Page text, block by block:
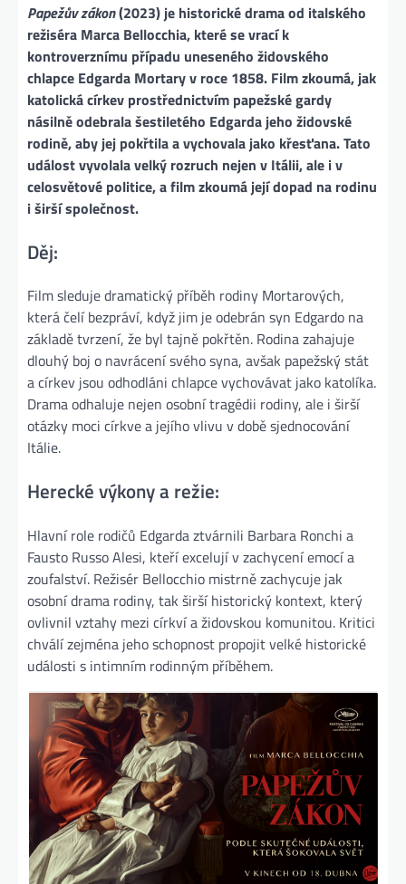
Papežův zákon(2023) je historické drama od italského
režiséra Marca Bellocchia, které se vrací k
kontroverznímu případu uneseného židovského
chlapce Edgarda Mortary v roce 1858. Film zkoumá, jak
katolická církev prostřednictvím papežské gardy
násilně odebrala šestiletého Edgarda jeho židovské
rodině, aby jej pokřtila a vychovala jako křesťana. Tato
událost vyvolala velký rozruch nejen v Itálii, ale i v
celosvětové politice, a film zkoumá její dopad na rodinu
i širší společnost.
Děj:
Film sleduje dramatický příběh rodiny Mortarových,
která čelí bezpráví, když jim je odebrán syn Edgardo na
základě tvrzení, že byl tajně pokřtěn. Rodina zahajuje
dlouhý boj o navrácení svého syna, avšak papežský stát
a církev jsou odhodláni chlapce vychovávat jako katolíka.
Drama odhaluje nejen osobní tragédii rodiny, ale i širší
otázky moci církve a jejího vlivu v době sjednocování
Itálie​.
Herecké výkony a režie:
Hlavní role rodičů Edgarda ztvárnili Barbara Ronchi a
Fausto Russo Alesi, kteří excelují v zachycení emocí a
zoufalství. Režisér Bellocchio mistrně zachycuje jak
osobní drama rodiny, tak širší historický kontext, který
ovlivnil vztahy mezi církví a židovskou komunitou. Kritici
chválí zejména jeho schopnost propojit velké historické
události s intimním rodinným příběhem​.